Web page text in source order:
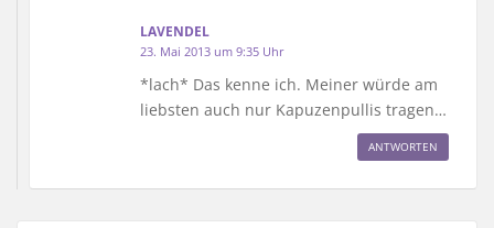
LAVENDEL
23. Mai 2013 um 9:35 Uhr
*lach* Das kenne ich. Meiner würde am
liebsten auch nur Kapuzenpullis tragen…
ANTWORTEN